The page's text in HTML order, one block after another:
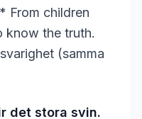
From children
know the truth.
(samma
det stora svin.